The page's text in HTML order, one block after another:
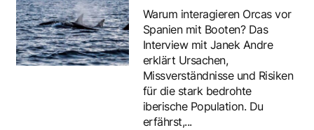
Warum interagieren Orcas vor
Spanien mit Booten? Das
Interview mit Janek Andre
erklärt Ursachen,
Missverständnisse und Risiken
für die stark bedrohte
iberische Population. Du
erfährst,...